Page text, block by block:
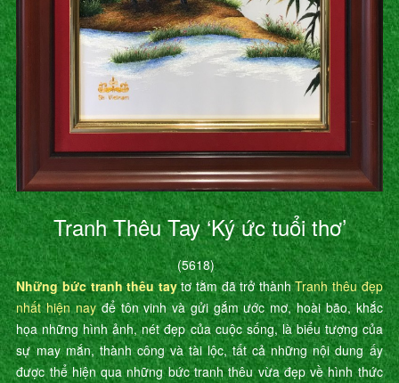
Tranh Thêu Tay ‘Ký ức tuổi thơ’
(5618)
Những bức tranh thêu taytơ tằm đã trở thànhTranh thêu đẹp
nhất hiện nayđể tôn vinh và gửi gắm ước mơ, hoài bão, khắc
họa những hình ảnh, nét đẹp của cuộc sống, là biểu tượng của
sự may mắn, thành công và tài lộc, tất cả những nội dung ấy
được thể hiện qua những bức tranh thêu vừa đẹp về hình thức